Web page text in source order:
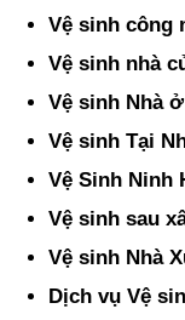
Vệ sinh công
Vệ sinh nhà
Vệ sinh Nhà
Vệ sinh Tại
Vệ Sinh Ninh
Vệ sinh sau
Vệ sinh Nhà
Dịch vụ Vệ